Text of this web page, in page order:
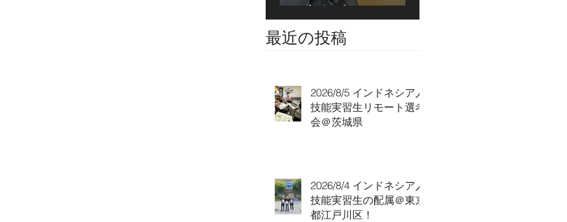
ました！ＣＴ
Ｓの監理日報w
最近の投稿
2026/8/5 インドネシア人
技能実習生リモート選考
会＠茨城県
2026/8/4 インドネシア人
技能実習生の配属＠東京
都江戸川区！